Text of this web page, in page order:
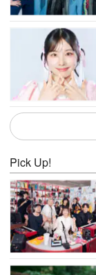
Pick Up!